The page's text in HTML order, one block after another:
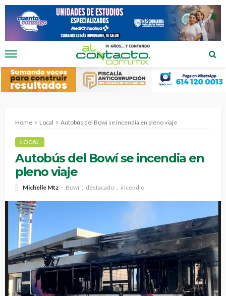
Home Local Autobús del Bowí se incendia en pleno viaje
LOCAL
Autobús del Bowí se incendia en
pleno viaje
Michelle Mtz Bowí destacado incendio